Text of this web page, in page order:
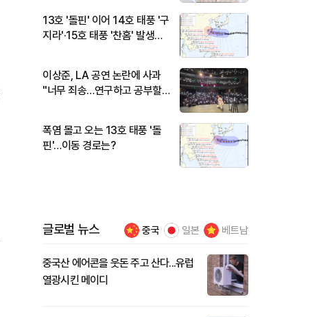
13호 '돌핀' 이어 14호 태풍 '구
지라'·15호 태풍 '찬홈' 발생…
이상준, LA 공연 논란에 사과
"너무 죄송…연구하고 공부할
폭염 몰고 오는 13호 태풍 '돌
핀'…이동 경로는?
글로벌 뉴스 중국 일본 베트남
중국산 에어콘을 웃돈 주고 산다...유럽
열광시킨 메이디